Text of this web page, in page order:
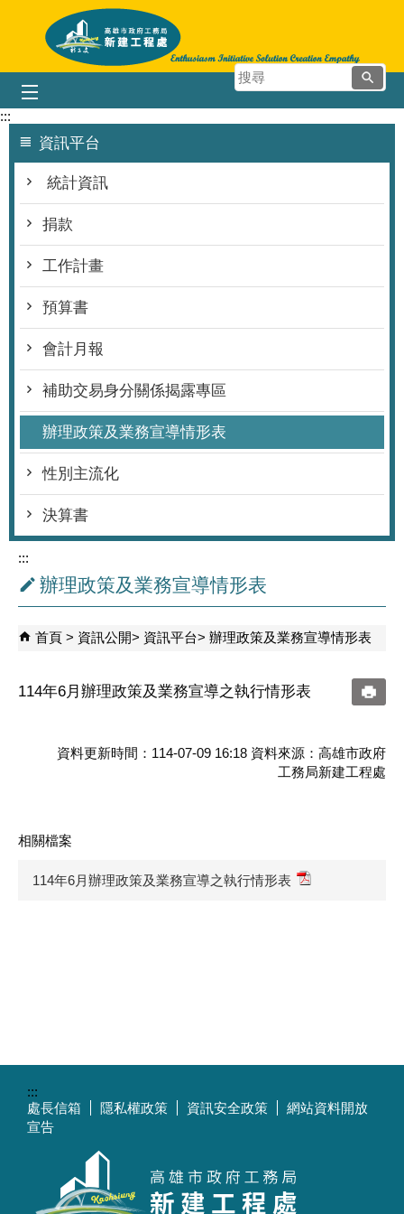
跳到主要內容區塊
搜
尋
:::
資訊平台
統計資訊
捐款
工作計畫
預算書
會計月報
補助交易身分關係揭露專區
辦理政策及業務宣導情形表
性別主流化
決算書
:::
辦理政策及業務宣導情形表
首頁 資訊公開 資訊平台 辦理政策及業務宣導情形表
114年6月辦理政策及業務宣導之執行情形表
資料更新時間：114-07-09 16:18 資料來源：高雄市政府
工務局新建工程處
相關檔案
114年6月辦理政策及業務宣導之執行情形表
:::
處長信箱
隱私權政策 資訊安全政策
網站資料開放
宣告